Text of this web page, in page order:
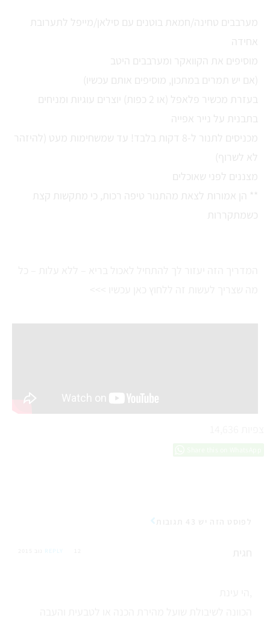
מערבבים טחינה/חמאת בוטנים עם סילאן/מייפל לתערובת
אחידה
מוסיפים את הקוואקר ומערבבים היטב
(אם יש תמרים במתכון, מוסיפים אותם עכשיו)
בעזרת מכשיר פלאפל (או 2 כפות) יוצרים עוגיות ומניחים
בתבנית על נייר אפייה
מכניסים לתנור ל-8 דקות בלבד! עד שמשחימות מעט (להיזהר
לא לשרוף)
מצננים לפני שאוכלים
** הן אמורות לצאת מהתנור טיפה רכות, כי מתקשות קצת
כשמתקררות
REPLY